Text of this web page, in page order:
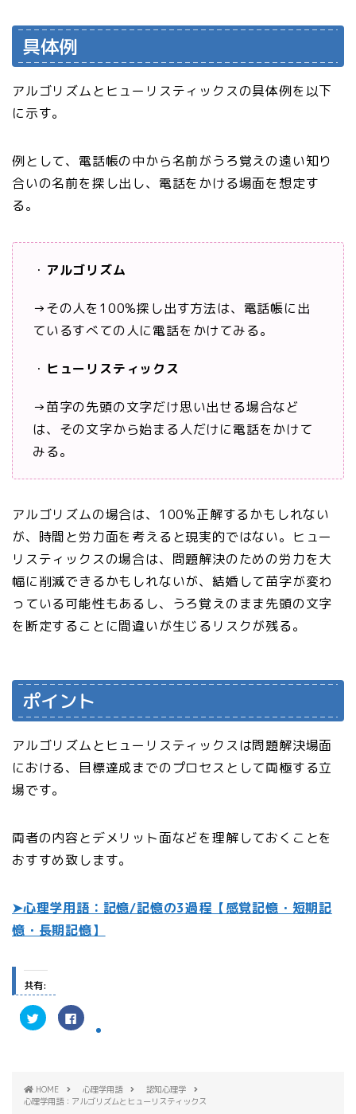
具体例
アルゴリズムとヒューリスティックスの具体例を以下
に示す。
例として、電話帳の中から名前がうろ覚えの遠い知り
合いの名前を探し出し、電話をかける場面を想定す
る。
・ アルゴリズム
→その人を100%探し出す方法は、電話帳に出
ているすべての人に電話をかけてみる。
・ ヒューリスティックス
→苗字の先頭の文字だけ思い出せる場合など
は、その文字から始まる人だけに電話をかけて
みる。
アルゴリズムの場合は、100%正解するかもしれない
が、時間と労力面を考えると現実的ではない。ヒュー
リスティックスの場合は、問題解決のための労力を大
幅に削減できるかもしれないが、結婚して苗字が変わ
っている可能性もあるし、うろ覚えのまま先頭の文字
を断定することに間違いが生じるリスクが残る。
ポイント
アルゴリズムとヒューリスティックスは問題解決場面
における、目標達成までのプロセスとして両極する立
場です。
両者の内容とデメリット面などを理解しておくことを
おすすめ致します。
➤心理学用語：記憶/記憶の3過程【感覚記憶・短期記
憶・長期記憶】
共有:
ク
リ
i
t
F
a
で
共
HOME 心理学用語
認知心理学
心理学用語：アルゴリズムとヒューリスティックス